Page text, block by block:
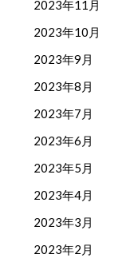
2023年11月
2023年10月
2023年9月
2023年8月
2023年7月
2023年6月
2023年5月
2023年4月
2023年3月
2023年2月